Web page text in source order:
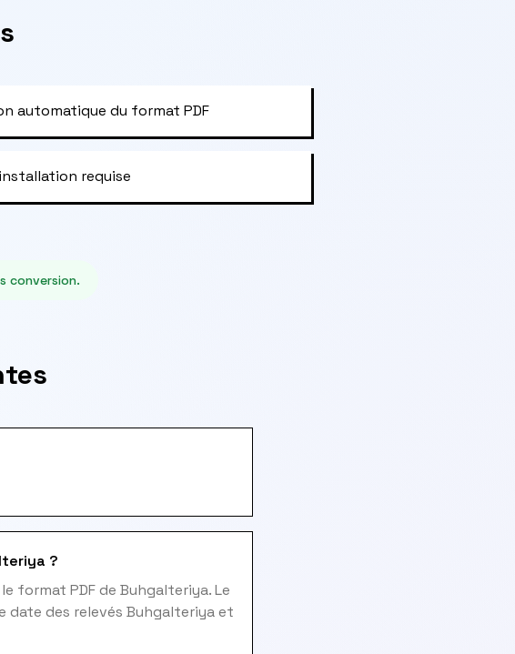
automatique du format PDF
requise
conversion.
?
format PDF de Buhgalteriya. Le
des relevés Buhgalteriya et